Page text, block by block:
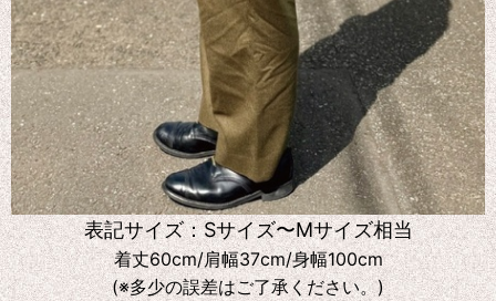
表記サイズ：Sサイズ〜Mサイズ相当
着丈60cm/肩幅37cm/身幅100cm
(※多少の誤差はご了承ください。)